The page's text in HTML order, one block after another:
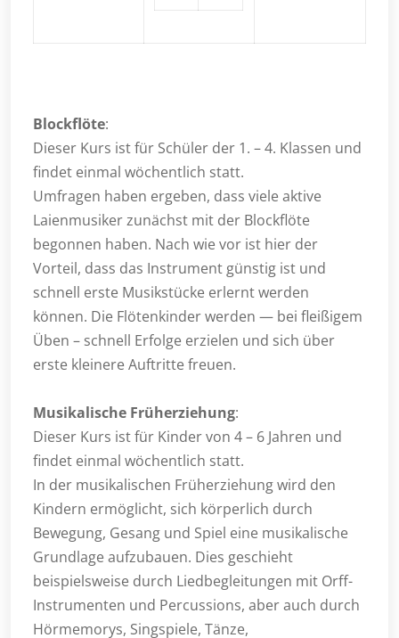
Blockflöte:
Dieser Kurs ist für Schüler der 1. – 4. Klassen und
findet einmal wöchentlich statt.
Umfragen haben ergeben, dass viele aktive
Laienmusiker zunächst mit der Blockflöte
begonnen haben. Nach wie vor ist hier der
Vorteil, dass das Instrument günstig ist und
schnell erste Musikstücke erlernt werden
können. Die Flötenkinder werden — bei fleißigem
Üben – schnell Erfolge erzielen und sich über
erste kleinere Auftritte freuen.
Musikalische Früherziehung:
Dieser Kurs ist für Kinder von 4 – 6 Jahren und
findet einmal wöchentlich statt.
In der musikalischen Früherziehung wird den
Kindern ermöglicht, sich körperlich durch
Bewegung, Gesang und Spiel eine musikalische
Grundlage aufzubauen. Dies geschieht
beispielsweise durch Liedbegleitungen mit Orff-
Instrumenten und Percussions, aber auch durch
Hörmemorys, Singspiele, Tänze,